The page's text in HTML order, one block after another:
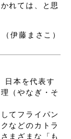
れては、と思
（伊藤まさこ）
日本を代表す
（やなぎ・そ
てフライパン
などのカトラ
さまざまな「も